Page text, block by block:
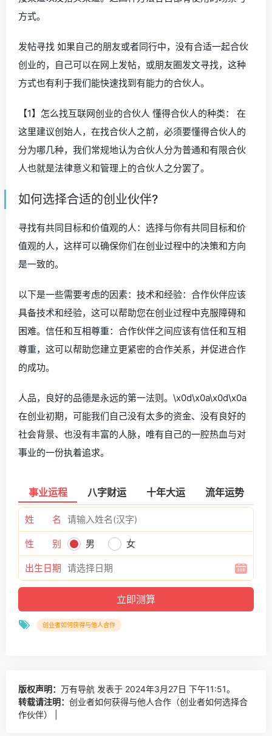
方式。
发帖寻找 如果自己的朋友或者同行中，没有合适一起合伙
创业的，自己可以在网上发帖，或朋友圈发文寻找，这种
方式也有利于我们能快速找到有能力的合伙人。
【1】怎么找互联网创业的合伙人 懂得合伙人的种类： 在
这里建议创始人，在找合伙人之前，必须要懂得合伙人的
分为哪几种，我们常规地认为合伙人分为普通和有限合伙
人也就是法律意义和管理上的合伙人之分罢了。
如何选择合适的创业伙伴?
寻找有共同目标和价值观的人：选择与你有共同目标和价
值观的人，这样可以确保你们在创业过程中的决策和方向
是一致的。
以下是一些需要考虑的因素：技术和经验：合作伙伴应该
具备技术和经验，这可以帮助您在创业过程中克服障碍和
困难。信任和互相尊重：合作伙伴之间应该有信任和互相
尊重，这可以帮助您建立更紧密的合作关系，并促进合作
的成功。
人品，良好的品德是永远的第一法则。\x0d\x0a\x0d\x0a
在创业初期，可能我们自己没有太多的资金、没有良好的
社会背景、也没有丰富的人脉，唯有自己的一腔热血与对
事业的一份执着追求。
事业运程 八字财运 十年大运 流年运势
姓 名
性 别 男 女
出生日期
创业者如何获得与他人合作
版权声明： 万有导航 发表于 2024年3月27日 下午11:51。
转载请注明： 创业者如何获得与他人合作（创业者如何选择合
作伙伴） |